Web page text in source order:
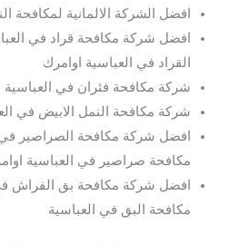
افضل الشركة الالمانية لمكافحة
افضل شركة مكافحة قراد في
القراد في العباسية اوامرك
شركة مكافحة فئران في العباسية
شركة مكافحة النمل الابيض في
افضل شركة مكافحة الصراصير
مكافحة صراصير في العباسية
افضل شركة مكافحة بق الفراش
مكافحة البق في العباسية